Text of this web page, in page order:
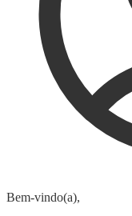
Bem-vindo(a),